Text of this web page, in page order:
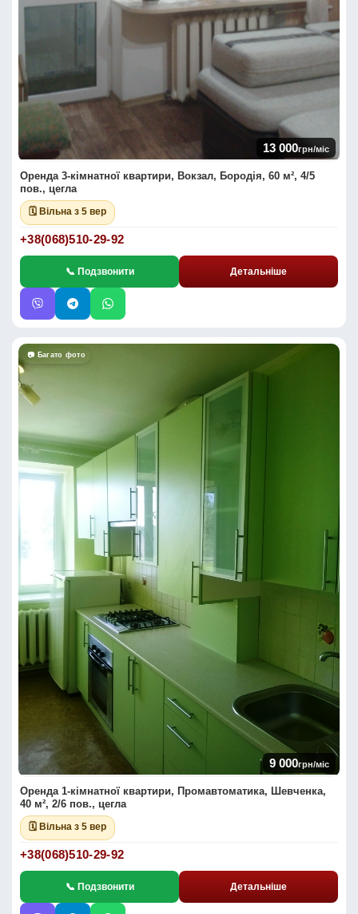
13 000грн/міс
Оренда 3-кімнатної квартири, Вокзал, Бородія, 60 м², 4/5
пов., цегла
🗓 Вільна з 5 вер
+38(068)510-29-92
📞 Подзвонити Детальніше
📷 Багато фото
9 000грн/міс
Оренда 1-кімнатної квартири, Промавтоматика, Шевченка,
40 м², 2/6 пов., цегла
🗓 Вільна з 5 вер
+38(068)510-29-92
📞 Подзвонити Детальніше